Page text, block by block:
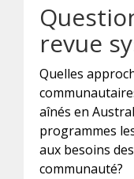
revue
Quelles
aînés en
programmes
aux besoins
communauté?